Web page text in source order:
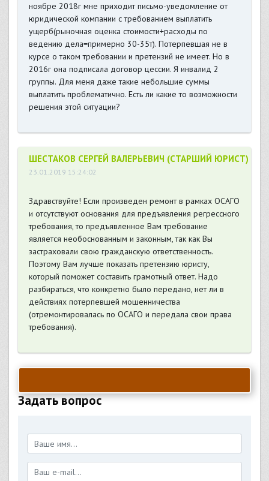
ноябре 2018г мне приходит письмо-уведомление от
юридической компании с требованием выплатить
ущерб(рыночная оценка стоимости+расходы по
ведению дела=примерно 30-35т). Потерпевшая не в
курсе о таком требовании и претензий не имеет. Но в
2016г она подписала договор цессии. Я инвалид 2
группы. Для меня даже такие небольшие суммы
выплатить проблематично. Есть ли какие то возможности
решения этой ситуации?
ШЕСТАКОВ СЕРГЕЙ ВАЛЕРЬЕВИЧ (СТАРШИЙ ЮРИСТ)
23.01.2019 15:24:02
Здравствуйте! Если произведен ремонт в рамках ОСАГО
и отсутствуют основания для предъявления регрессного
требования, то предъявленное Вам требование
является необоснованным и законным, так как Вы
застраховали свою гражданскую ответственность.
Поэтому Вам лучше показать претензию юристу,
который поможет составить грамотный ответ. Надо
разбираться, что конкретно было передано, нет ли в
действиях потерпевшей мошенничества
(отремонтировалась по ОСАГО и передала свои права
требования).
Задать вопрос